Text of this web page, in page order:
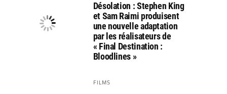
Désolation : Stephen King
et Sam Raimi produisent
une nouvelle adaptation
par les réalisateurs de
« Final Destination :
Bloodlines »
FILMS